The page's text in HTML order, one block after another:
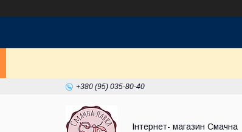
+380 (95) 035-80-40
Інтернет- магазин Смачна